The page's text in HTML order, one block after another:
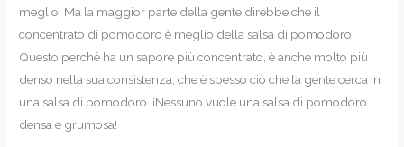
meglio. Ma la maggior parte della gente direbbe che il
concentrato di pomodoro è meglio della salsa di pomodoro.
Questo perché ha un sapore più concentrato, è anche molto più
denso nella sua consistenza, che è spesso ciò che la gente cerca in
una salsa di pomodoro. ¡Nessuno vuole una salsa di pomodoro
densa e grumosa!